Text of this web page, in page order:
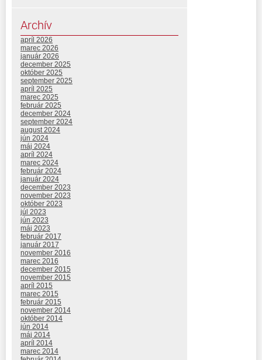
Archív
apríl 2026
marec 2026
január 2026
december 2025
október 2025
september 2025
apríl 2025
marec 2025
február 2025
december 2024
september 2024
august 2024
jún 2024
máj 2024
apríl 2024
marec 2024
február 2024
január 2024
december 2023
november 2023
október 2023
júl 2023
jún 2023
máj 2023
február 2017
január 2017
november 2016
marec 2016
december 2015
november 2015
apríl 2015
marec 2015
február 2015
november 2014
október 2014
jún 2014
máj 2014
apríl 2014
marec 2014